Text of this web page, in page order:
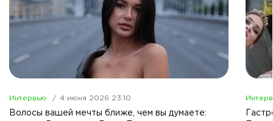
Интервью 4 июня 2026 23:10
Волосы вашей мечты ближе, чем вы думаете: